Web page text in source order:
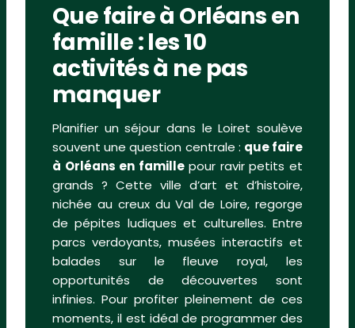
Que faire à Orléans en
famille : les 10
activités à ne pas
manquer
Planifier un séjour dans le Loiret soulève
souvent une question centrale : que faire
à Orléans en famillepour ravir petits et
grands ? Cette ville d’art et d’histoire,
nichée au creux du Val de Loire, regorge
de pépites ludiques et culturelles. Entre
parcs verdoyants, musées interactifs et
balades sur le fleuve royal, les
opportunités de découvertes sont
infinies. Pour profiter pleinement de ces
moments, il est idéal de programmer des